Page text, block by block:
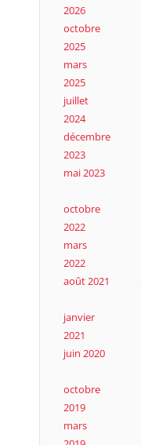
2026
octobre
2025
mars
2025
juillet
2024
décembre
2023
mai 2023
octobre
2022
mars
2022
août 2021
janvier
2021
juin 2020
octobre
2019
mars